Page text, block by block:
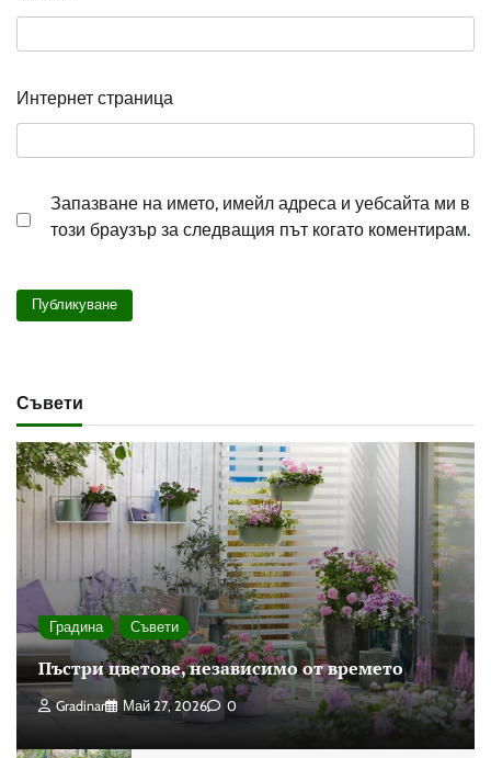
Интернет страница
Запазване на името, имейл адреса и уебсайта ми в
този браузър за следващия път когато коментирам.
Съвети
Градина Съвети
Пъстри цветове, независимо от времето
Gradinar Май 27, 2026 0